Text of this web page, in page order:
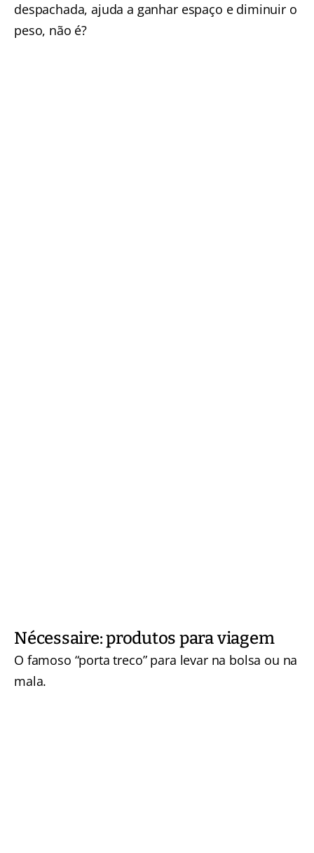
despachada, ajuda a ganhar espaço e diminuir o
peso, não é?
Nécessaire: produtos para viagem
O famoso “porta treco” para levar na bolsa ou na
mala.